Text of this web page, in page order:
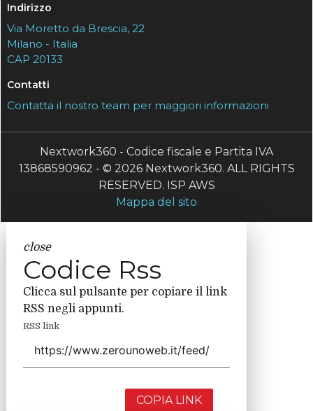
Indirizzo
Via Moretto da Brescia, 22
Milano - Italia
CAP 20133
Contatti
Contatta il nostro team per maggiori informazioni
Nextwork360 - Codice fiscale e Partita IVA
13868590962 - © 2026 Nextwork360. ALL RIGHTS
RESERVED. ISP AWS
Mappa del sito
close
Codice Rss
Clicca sul pulsante per copiare il link
RSS negli appunti.
RSS link
COPIA LINK